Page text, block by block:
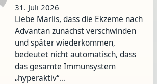
31. Juli 2026
Liebe Marlis, dass die Ekzeme nach
Advantan zunächst verschwinden
und später wiederkommen,
bedeutet nicht automatisch, dass
das gesamte Immunsystem
„hyperaktiv“…